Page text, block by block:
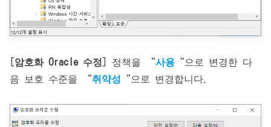
암호화 Oracle 수정 ] 정책을 “사용 “으로 변경한 다
음 보호 수준을 “취약성 “으로 변경합니다.